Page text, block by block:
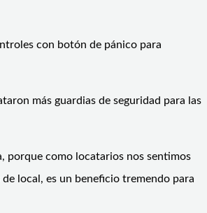
con botón de pánico para
más guardias de seguridad para las
porque como locatarios nos sentimos
local, es un beneficio tremendo para